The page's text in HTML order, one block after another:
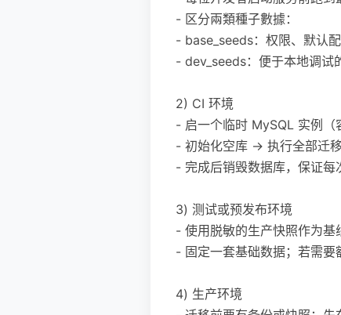
- 区分兩類種子數據：
- base_seeds：权限、默认
- dev_seeds：便于本地调试
2) CI 环境
- 启一个临时 MySQL 实例（
- 初始化空库 → 执行全部迁
- 完成后销毁数据库，保证每
3) 测试或预发布环境
- 使用脱敏的生产快照作为基
- 固定一套基础数据；若需要
4) 生产环境